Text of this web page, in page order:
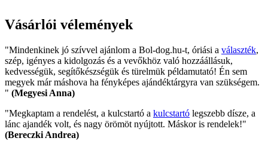
Vásárlói vélemények
"Mindenkinek jó szívvel ajánlom a Bol-dog.hu-t, óriási a választék,
szép, igényes a kidolgozás és a vevőkhöz való hozzáállásuk,
kedvességük, segítőkészségük és türelmük példamutató! Én sem
megyek már máshova ha fényképes ajándéktárgyra van szükségem.
" (Megyesi Anna)
"Megkaptam a rendelést, a kulcstartó a kulcstartó legszebb dísze, a
lánc ajandék volt, és nagy örömöt nyújtott. Máskor is rendelek!"
(Bereczki Andrea)